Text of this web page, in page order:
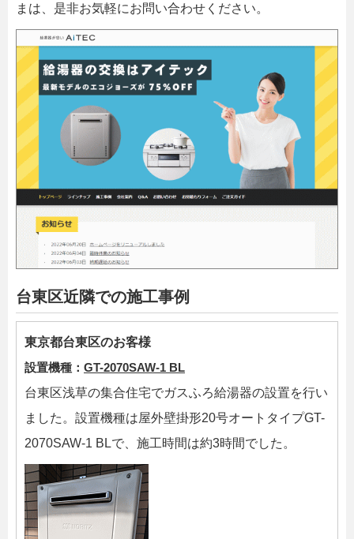
まは、是非お気軽にお問い合わせください。
台東区近隣での施工事例
東京都台東区のお客様
設置機種： GT-2070SAW-1 BL
台東区浅草の集合住宅でガスふろ給湯器の設置を行い
ました。設置機種は屋外壁掛形20号オートタイプGT-
2070SAW-1 BLで、施工時間は約3時間でした。